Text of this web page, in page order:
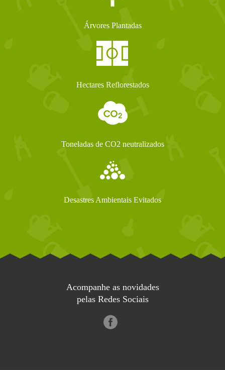
Árvores Plantadas
Hectares Reflorestados
Toneladas de CO2 neutralizados
Desastres Ambientais Evitados
Acompanhe as novidades
pelas Redes Sociais